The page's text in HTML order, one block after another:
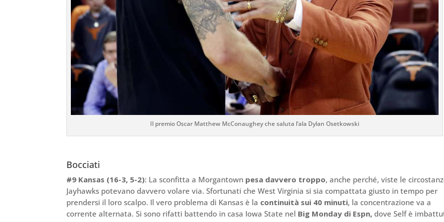
Il premio Oscar Matthew McConaughey che saluta l’ala Dylan Osetkowski
Bocciati
#9 Kansas (16-3, 5-2): La sconfitta a Morgantown pesa davvero troppo, anche perché, viste le
Jayhawks potevano davvero volare via. Sfortunati che West Virginia si sia compattata giusto in tempo per
prendersi il loro scalpo. Il vero problema di Kansas è la continuità sui 40 minuti, la concentrazione va a
corrente alternata. Si sono rifatti battendo in casa Iowa State nel Big Monday di Espn, dove Self è